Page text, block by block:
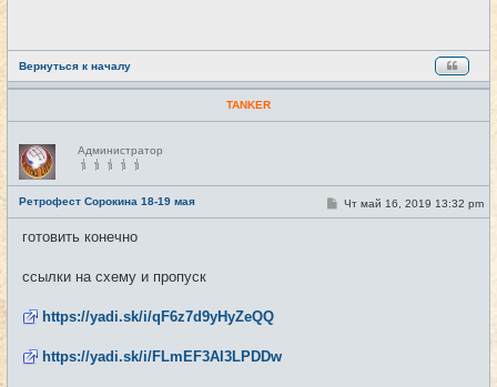
и
Вернуться к началу
TANKER
Н
е
в
с
е
т
и
Администратор
Ретрофест Сорокина 18-19 мая #11
С
о
Чт май 16, 2019 13:32 pm
готовить конечно
ссылки на схему и пропуск
https://yadi.sk/i/qF6z7d9yHyZeQQ
https://yadi.sk/i/FLmEF3AI3LPDDw